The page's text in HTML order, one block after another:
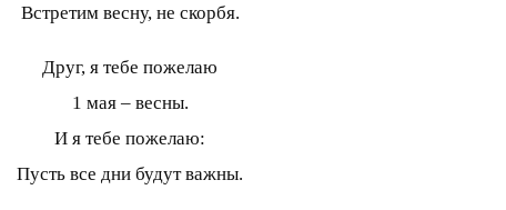
Встретим весну, не скорбя.
Друг, я тебе пожелаю
1 мая – весны.
И я тебе пожелаю:
Пусть все дни будут важны.